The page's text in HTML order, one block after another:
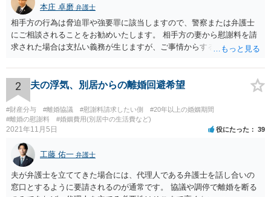
本庄 卓磨 弁護士
相手方の行為は脅迫罪や強要罪に該当しますので、警察または弁護士
にご相談されることをお勧めいたします。 相手方の妻から慰謝料を請
求された場合は支払い義務が生じますが、ご事情からすると減額交渉
2 夫の浮気、別居からの離婚回避希望
#財産分与 #離婚協議 #慰謝料請求したい側
#20年以上の婚姻期間
#離婚の慰謝料
#婚姻費用(別居中の生活費など)
2021年11月5日 役にたった 39
工藤 佑一 弁護士
夫が弁護士を立ててきた場合には、代理人である弁護士を話し合いの
窓口とするように要請されるのが通常です。 協議や調停で離婚を断る